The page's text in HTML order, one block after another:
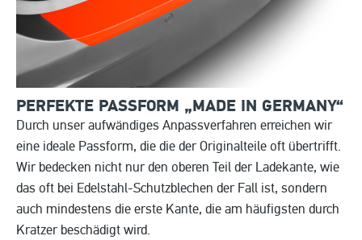
PERFEKTE PASSFORM „MADE IN GERMANY“
Durch unser aufwändiges Anpassverfahren erreichen wir
eine ideale Passform, die die der Originalteile oft übertrifft.
Wir bedecken nicht nur den oberen Teil der Ladekante, wie
das oft bei Edelstahl-Schutzblechen der Fall ist, sondern
auch mindestens die erste Kante, die am häufigsten durch
Kratzer beschädigt wird.